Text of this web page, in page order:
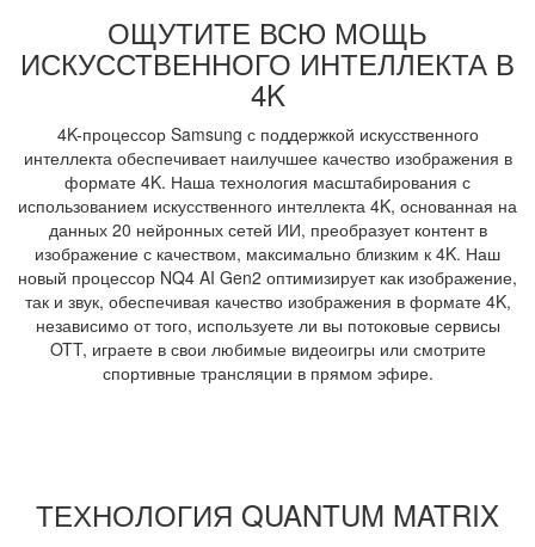
ОЩУТИТЕ ВСЮ МОЩЬ
ИСКУССТВЕННОГО ИНТЕЛЛЕКТА В
4K
4K-процессор Samsung с поддержкой искусственного
интеллекта обеспечивает наилучшее качество изображения в
формате 4K. Наша технология масштабирования с
использованием искусственного интеллекта 4K, основанная на
данных 20 нейронных сетей ИИ, преобразует контент в
изображение с качеством, максимально близким к 4K. Наш
новый процессор NQ4 AI Gen2 оптимизирует как изображение,
так и звук, обеспечивая качество изображения в формате 4K,
независимо от того, используете ли вы потоковые сервисы
OTT, играете в свои любимые видеоигры или смотрите
спортивные трансляции в прямом эфире.
ТЕХНОЛОГИЯ QUANTUM MATRIX